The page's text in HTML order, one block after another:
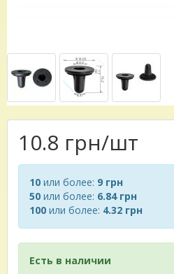
10.8 грн/шт
10 или более: 9 грн
50 или более: 6.84 грн
100 или более: 4.32 грн
Есть в наличии